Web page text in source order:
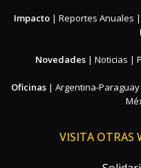
Impacto | Reportes Anuales |
Novedades| Noticias |
Oficinas | Argentina-Paraguay
VISITA OTRAS